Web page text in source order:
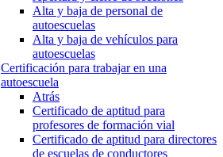
Alta y baja de personal de
autoescuelas
Alta y baja de vehículos para
autoescuelas
Certificación para trabajar en una
autoescuela
Atrás
Certificado de aptitud para
profesores de formación vial
Certificado de aptitud para directores
de escuelas de conductores